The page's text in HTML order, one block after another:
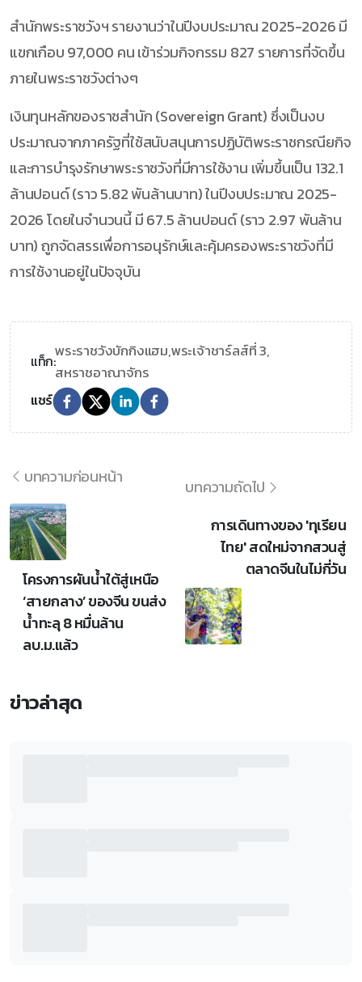
สำนักพระราชวังฯ รายงานว่าในปีงบประมาณ 2025-2026 มี
แขกเกือบ 97,000 คน เข้าร่วมกิจกรรม 827 รายการที่จัดขึ้น
ภายในพระราชวังต่างๆ
เงินทุนหลักของราชสำนัก (Sovereign Grant) ซึ่งเป็นงบ
ประมาณจากภาครัฐที่ใช้สนับสนุนการปฏิบัติพระราชกรณียกิจ
และการบำรุงรักษาพระราชวังที่มีการใช้งาน เพิ่มขึ้นเป็น 132.1
ล้านปอนด์ (ราว 5.82 พันล้านบาท) ในปีงบประมาณ 2025-
2026 โดยในจำนวนนี้ มี 67.5 ล้านปอนด์ (ราว 2.97 พันล้าน
บาท) ถูกจัดสรรเพื่อการอนุรักษ์และคุ้มครองพระราชวังที่มี
การใช้งานอยู่ในปัจจุบัน
แท็ก:พระราชวังบักกิงแฮม,พระเจ้าชาร์ลส์ที่ 3,
สหราชอาณาจักร
แชร์
บทความก่อนหน้า
โครงการผันน้ำใต้สู่เหนือ
‘สายกลาง’ ของจีน ขนส่ง
น้ำทะลุ 8 หมื่นล้าน
ลบ.ม.แล้ว
บทความถัดไป
การเดินทางของ 'ทุเรียน
ไทย' สดใหม่จากสวนสู่
ตลาดจีนในไม่กี่วัน
ข่าวล่าสุด